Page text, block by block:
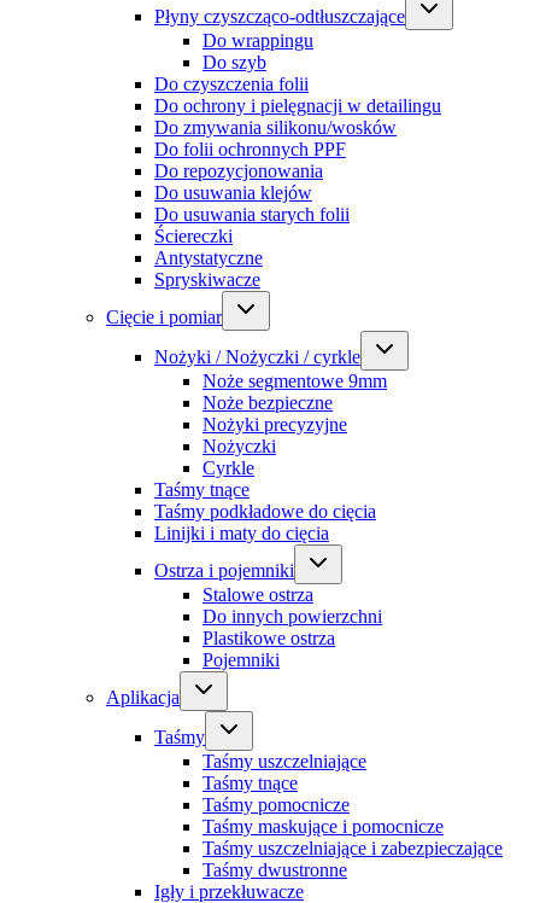
Płyny czyszcząco-odtłuszczające
Do wrappingu
Do szyb
Do czyszczenia folii
Do ochrony i pielęgnacji w detailingu
Do zmywania silikonu/wosków
Do folii ochronnych PPF
Do repozycjonowania
Do usuwania klejów
Do usuwania starych folii
Ściereczki
Antystatyczne
Spryskiwacze
Cięcie i pomiar
Nożyki / Nożyczki / cyrkle
Noże segmentowe 9mm
Noże bezpieczne
Nożyki precyzyjne
Nożyczki
Cyrkle
Taśmy tnące
Taśmy podkładowe do cięcia
Linijki i maty do cięcia
Ostrza i pojemniki
Stalowe ostrza
Do innych powierzchni
Plastikowe ostrza
Pojemniki
Aplikacja
Taśmy
Taśmy uszczelniające
Taśmy tnące
Taśmy pomocnicze
Taśmy maskujące i pomocnicze
Taśmy uszczelniające i zabezpieczające
Taśmy dwustronne
Igły i przekłuwacze